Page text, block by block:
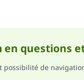
en questions
possibilité de